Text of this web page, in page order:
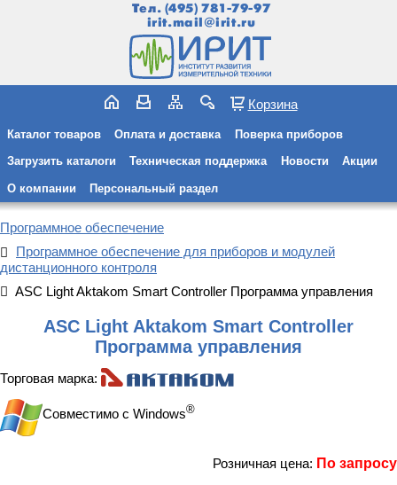
Тел. (495) 781-79-97
irit.mail@irit.ru
Корзина
Каталог товаров Оплата и доставка Поверка приборов
Загрузить каталоги Техническая поддержка Новости Акции
О компании Персональный раздел
Программное обеспечение
Программное обеспечение для приборов и модулей
дистанционного контроля
ASC Light Aktakom Smart Controller Программа управления
ASC Light Aktakom Smart Controller
Программа управления
Торговая марка:
Совместимо с Windows®
Розничная цена: По запросу